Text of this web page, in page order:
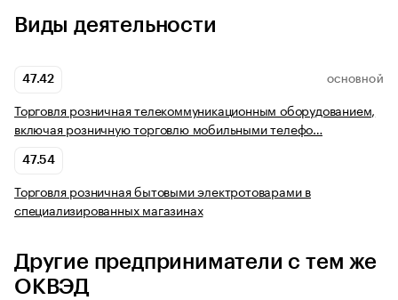
Виды деятельности
47.42 ОСНОВНОЙ
Торговля розничная телекоммуникационным оборудованием,
включая розничную торговлю мобильными телефо…
47.54
Торговля розничная бытовыми электротоварами в
специализированных магазинах
Другие предприниматели с тем же
ОКВЭД